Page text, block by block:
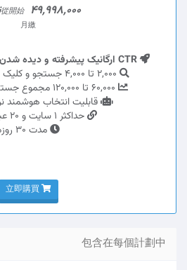
從開始 49,998,000تومان
月繳
CTR ارگانیک پیشرفته و دیده شدن گسترده سایت در گوگل
قابلیت انتخاب هوشمند
حداکثر 1 سایت و 20 عبارت کلیدی
مدت 30 روزه
立即購買
包含在每個計劃中